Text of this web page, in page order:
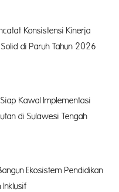
Konsistensi Kinerja
di Paruh Tahun 2026
Siap Kawal Implementasi
di Sulawesi Tengah
Ekosistem Pendidikan